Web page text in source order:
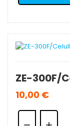
10,00 €
Quantité: